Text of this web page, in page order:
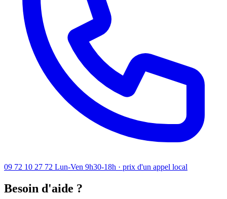
09 72 10 27 72 Lun-Ven 9h30-18h · prix d'un appel local
Besoin d'aide ?